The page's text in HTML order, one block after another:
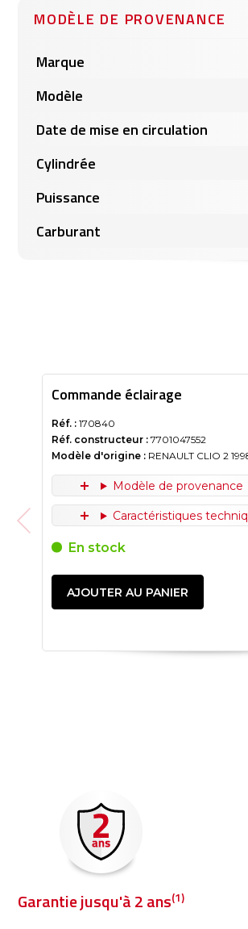
MODÈLE DE PROVENANCE
produits
Marque
Modèle
Date de mise en circulation
Cylindrée
Puissance
Carburant
Commande éclairage
Réf. : 170840
Réf. constructeur : 7701047552
Modèle d'origine : RENAULT CLIO 2
Modèle de provenance
Caractéristiques
En stock
AJOUTER AU PANIER
Garantie jusqu'à 2 ans(1)